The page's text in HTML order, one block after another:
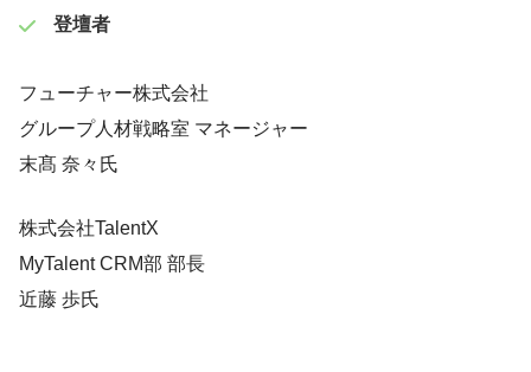
登壇者
フューチャー株式会社
グループ人材戦略室 マネージャー
末髙 奈々氏
株式会社TalentX
MyTalent CRM部 部長
近藤 歩氏